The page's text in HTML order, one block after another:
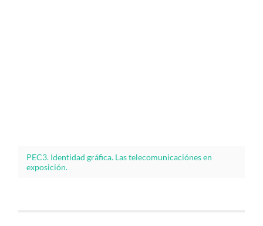
PEC3. Identidad gráfica. Las telecomunicaciónes en
exposición.